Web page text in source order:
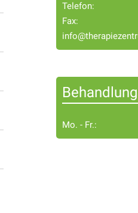
Telefon:
Fax:
Mo. - Fr.: